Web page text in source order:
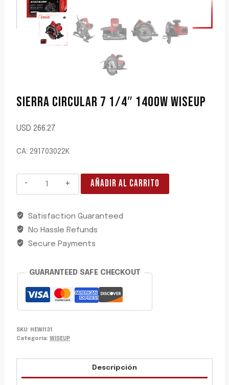
SIERRA CIRCULAR 7 1/4″ 1400W WISEUP
USD 266.27
CA: 291703022K
SIERRA
CIRCULAR
1/4"
1400W
WISEUP
AÑADIR AL CARRITO
Satisfaction Guaranteed
No Hassle Refunds
Secure Payments
GUARANTEED SAFE CHECKOUT
SKU: HEWI131
Categoría: WISEUP
Descripción